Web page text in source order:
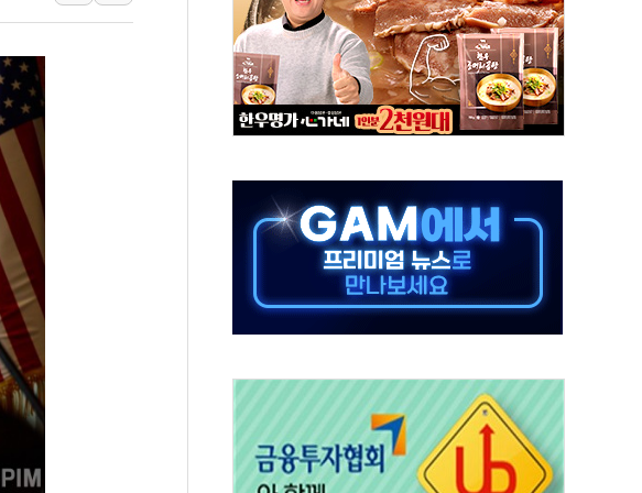
금리 인상 가능성 낮아지며 상승… STOXX 600 지수는 나흘 연속 최고치
9월 동결 전망 우세
협정' 체결… 이스라엘·이란 위협에 맞설 자체 억지력 강화
이르면 다음 주"
단 명령…트럼프 제동
1주일 이상 '올스톱'… 美 해상봉쇄 영향
"또 개입했나" 촉각
고용 쇼크에 반도체주 '활짝'
인상 우려 후퇴…나스닥 선물 1%대 상승
크'…9월 금리 인상 기대 후퇴